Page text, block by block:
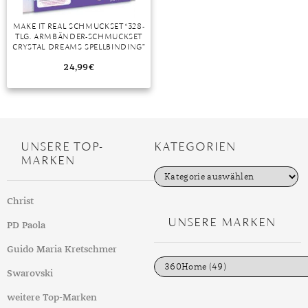
DIOPSID
KARNEOL
KYANIT
LABRADORIT
LAPISLAZULI
MARKASIT
UNGLAUBLICH
WINTER
DINNER
MAKE IT REAL SCHMUCKSET “328-
TLG. ARMBÄNDER-SCHMUCKSET
CRYSTAL DREAMS SPELLBINDING”
24,99€
UNSERE TOP-
MARKEN
Christ
PD Paola
Guido Maria Kretschmer
Swarovski
weitere Top-Marken
KATEGORIEN
K
a
e
n
UNSERE MARKEN